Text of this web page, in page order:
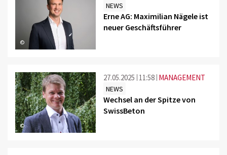
©
NEWS
Erne AG: Maximilian Nägele ist
neuer Geschäftsführer
©
27.05.2025 11:58 MANAGEMENT
NEWS
Wechsel an der Spitze von
SwissBeton